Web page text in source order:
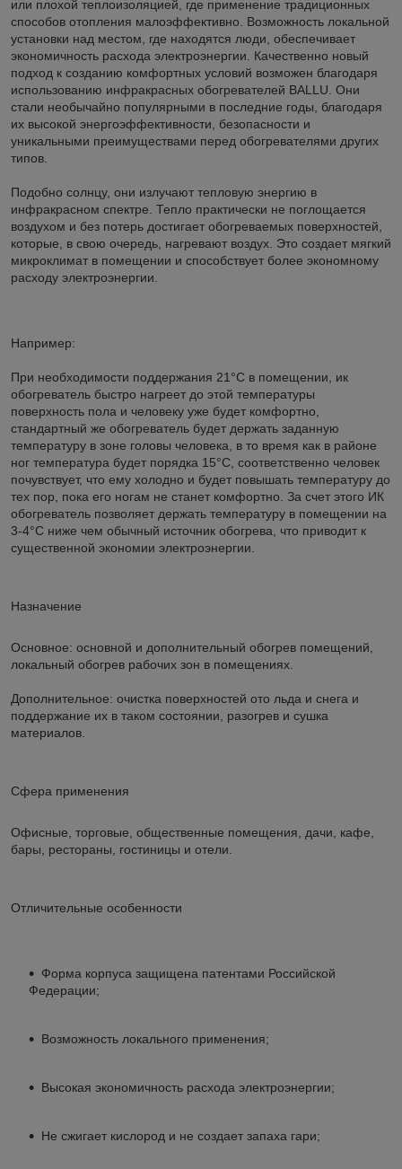
или плохой теплоизоляцией, где применение традиционных
способов отопления малоэффективно. Возможность локальной
установки над местом, где находятся люди, обеспечивает
экономичность расхода электроэнергии. Качественно новый
подход к созданию комфортных условий возможен благодаря
использованию инфракрасных обогревателей BALLU. Они
стали необычайно популярными в последние годы, благодаря
их высокой энергоэффективности, безопасности и
уникальными преимуществами перед обогревателями других
типов.
Подобно солнцу, они излучают тепловую энергию в
инфракрасном спектре. Тепло практически не поглощается
воздухом и без потерь достигает обогреваемых поверхностей,
которые, в свою очередь, нагревают воздух. Это создает мягкий
микроклимат в помещении и способствует более экономному
расходу электроэнергии.
Например:
При необходимости поддержания 21°С в помещении, ик
обогреватель быстро нагреет до этой температуры
поверхность пола и человеку уже будет комфортно,
стандартный же обогреватель будет держать заданную
температуру в зоне головы человека, в то время как в районе
ног температура будет порядка 15°С, соответственно человек
почувствует, что ему холодно и будет повышать температуру до
тех пор, пока его ногам не станет комфортно. За счет этого ИК
обогреватель позволяет держать температуру в помещении на
3-4°С ниже чем обычный источник обогрева, что приводит к
существенной экономии электроэнергии.
Назначение
Основное: основной и дополнительный обогрев помещений,
локальный обогрев рабочих зон в помещениях.
Дополнительное: очистка поверхностей ото льда и снега и
поддержание их в таком состоянии, разогрев и сушка
материалов.
Сфера применения
Офисные, торговые, общественные помещения, дачи, кафе,
бары, рестораны, гостиницы и отели.
Отличительные особенности
Форма корпуса защищена патентами Российской
Федерации;
Возможность локального применения;
Высокая экономичность расхода электроэнергии;
Не сжигает кислород и не создает запаха гари;